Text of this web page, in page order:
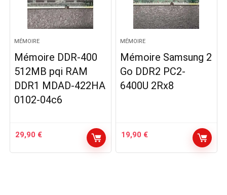
MÉMOIRE
Mémoire DDR-400
512MB pqi RAM
DDR1 MDAD-422HA
0102-04c6
29,90 €
MÉMOIRE
Mémoire Samsung 2
Go DDR2 PC2-
6400U 2Rx8
19,90 €